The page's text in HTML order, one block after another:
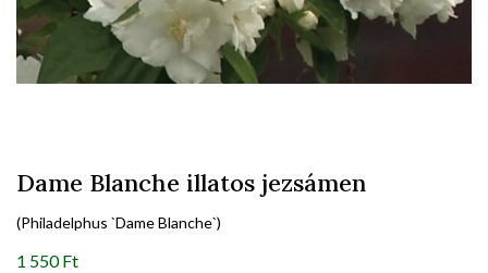
Dame Blanche illatos jezsámen
(Philadelphus `Dame Blanche`)
1 550 Ft